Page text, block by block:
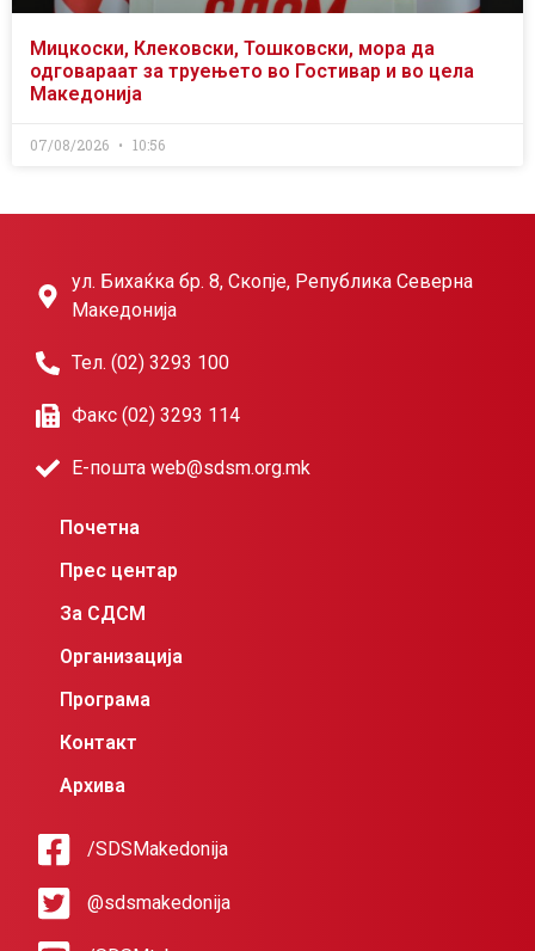
Мицкоски, Клековски, Тошковски, мора да
одговараат за труењето во Гостивар и во цела
Македонија
07/08/2026 10:56
ул. Бихаќка бр. 8, Скопје, Република Северна
Македонија
Тел. (02) 3293 100
Факс (02) 3293 114
Е-пошта web@sdsm.org.mk
Почетна
Прес центар
За СДСМ
Организација
Програма
Контакт
Архива
/SDSMakedonija
@sdsmakedonija